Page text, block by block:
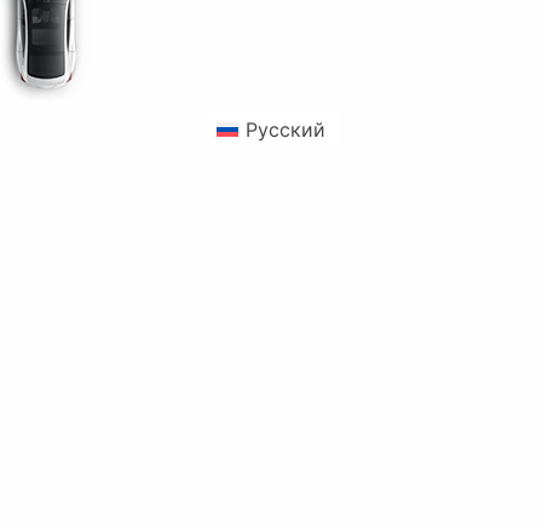
Русский